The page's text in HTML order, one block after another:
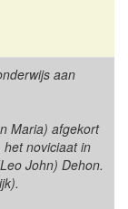
aan
Maria) afgekort
noviciaat in
John) Dehon.